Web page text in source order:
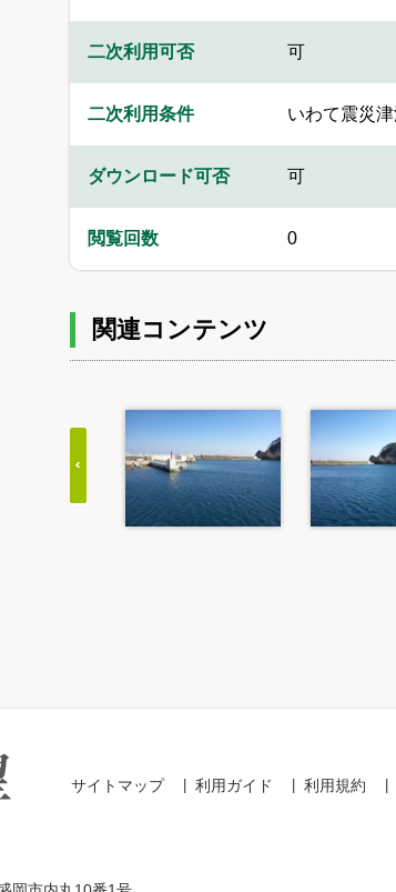
二次利用可否 可
二次利用条件 いわて震災
ダウンロード可否 可
閲覧回数 0
関連コンテンツ
サイトマップ 利用ガイド 利用規約